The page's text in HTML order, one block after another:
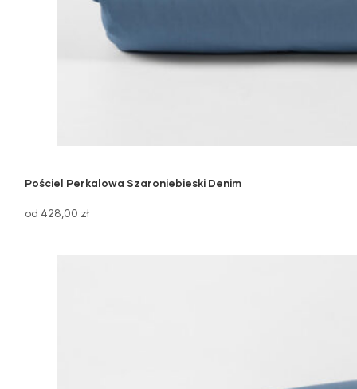
Pościel Perkalowa Szaroniebieski Denim
od 428,00 zł